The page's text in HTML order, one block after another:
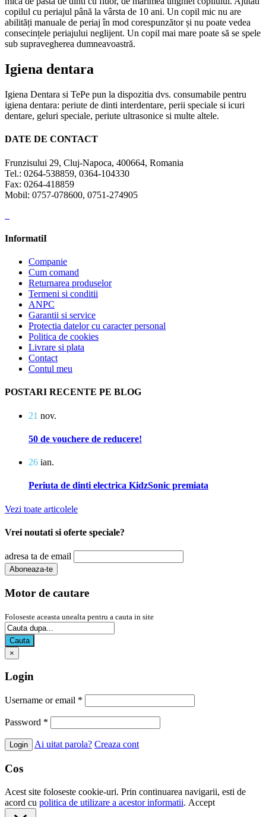
copilul cu periajul până la vârsta de 10 ani. Un copil mic nu are
abilități manuale de periaj în mod corespunzător și nu poate vedea
consecințele periajului neglijent. Un copil mai mare poate să se spele
sub supravegherea dumneavoastră.
Igiena dentara
Igiena Dentara si TePe pun la dispozitia dvs. consumabile pentru
igiena dentara: periute de dinti interdentare, perii speciale si icuri
dentare, geluri speciale, periute ultrasonice si multe altele.
DATE DE CONTACT
Frunzisului 29, Cluj-Napoca, 400664, Romania
Tel.: 0264-538859, 0364-104330
Fax: 0264-418859
Mobil: 0757-078600, 0751-274905
InformatiI
Companie
Cum comand
Returnarea produselor
Termeni si conditii
ANPC
Garantii si service
Protectia datelor cu caracter personal
Politica de cookies
Livrare si plata
Contact
Contul meu
POSTARI RECENTE PE BLOG
21 nov.
50 de vouchere de reducere!
26 ian.
Periuta de dinti electrica KidzSonic premiata
Vezi toate articolele
Vrei noutati si oferte speciale?
adresa ta de email
Motor de cautare
Foloseste aceasta unealta pentru a cauta in site
Cauta
×
Login
Username or email *
Password *
Ai uitat parola? Creaza cont
Cos
Acest site foloseste cookie-uri. Prin continuarea navigarii, esti de
acord cu politica de utilizare a acestor informatii. Accept